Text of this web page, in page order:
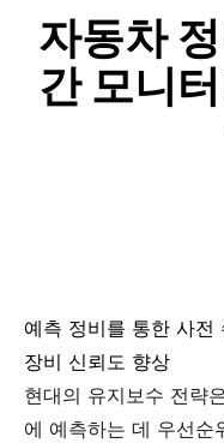
자동차
간 모니
예측 정비를 통한 사전
장비 신뢰도 향상
현대의 유지보수 전략
에 예측하는 데 우선순